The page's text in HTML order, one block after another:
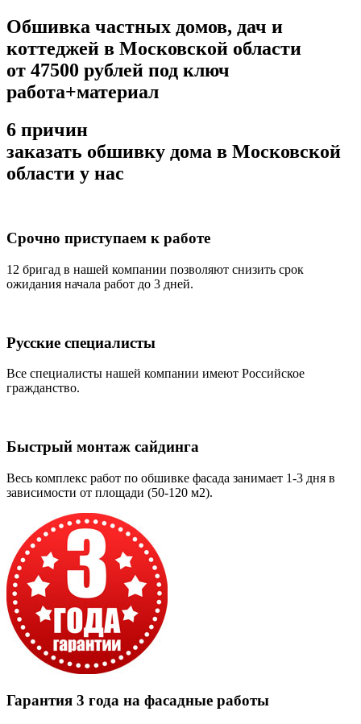
Обшивка частных домов, дач и
коттеджей в Московской области
от 47500 рублей под ключ
работа+материал
6 причин
заказать обшивку дома в Московской
области у нас
Срочно приступаем к работе
12 бригад в нашей компании позволяют снизить срок
ожидания начала работ до 3 дней.
Русские специалисты
Все специалисты нашей компании имеют Российское
гражданство.
Быстрый монтаж сайдинга
Весь комплекс работ по обшивке фасада занимает 1-3 дня в
зависимости от площади (50-120 м2).
Гарантия 3 года на фасадные работы